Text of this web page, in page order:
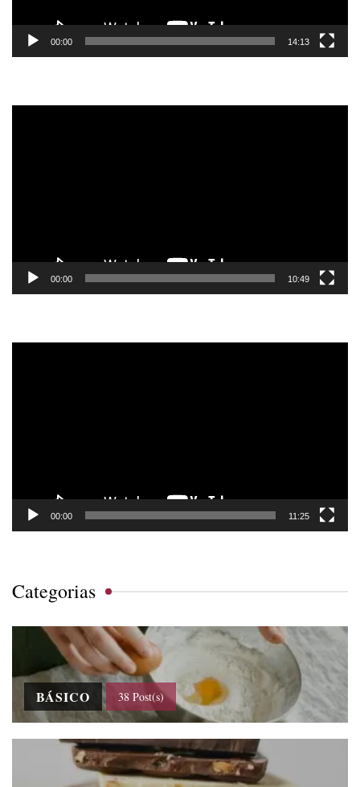
00:00 14:13
00:00 10:49
00:00 11:25
Categorias
BÁSICO 38 Post(s)